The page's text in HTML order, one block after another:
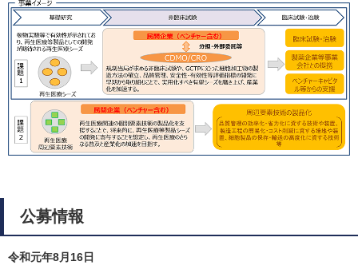
公募情報
令和元年8月16日